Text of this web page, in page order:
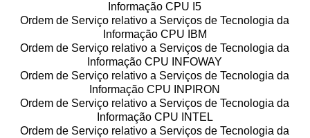
Informação CPU I5
Ordem de Serviço relativo a Serviços de Tecnologia da
Informação CPU IBM
Ordem de Serviço relativo a Serviços de Tecnologia da
Informação CPU INFOWAY
Ordem de Serviço relativo a Serviços de Tecnologia da
Informação CPU INPIRON
Ordem de Serviço relativo a Serviços de Tecnologia da
Informação CPU INTEL
Ordem de Serviço relativo a Serviços de Tecnologia da